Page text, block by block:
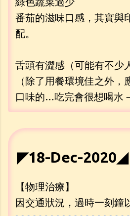
番茄的滋味口感，其實與
配。
舌頭有澀感（可能有不少
（除了用餐環境佳之外，
口味的…吃完會很想喝水
◤18-Dec-2020◢
【物理治療】
因交通狀況，過時一刻鐘